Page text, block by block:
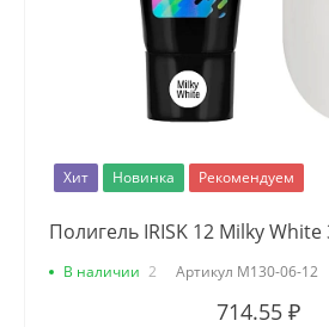
Хит Новинка Рекомендуем
Полигель IRISK 12 Milky White
В наличии 2 Артикул М130-06-12
714.55 ₽